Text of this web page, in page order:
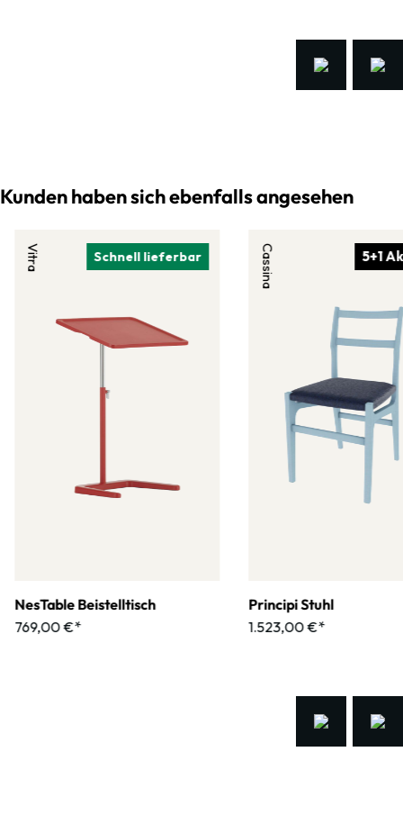
Kunden haben sich ebenfalls angesehen
Schnell lieferbar
Vitra
NesTable Beistelltisch
769,00 €*
5+1
Cassina
Principi Stuhl
1.523,00 €*